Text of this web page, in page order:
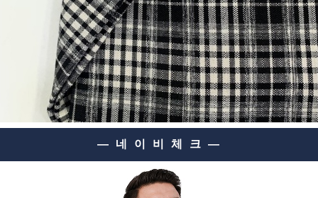
— 네 이 비 체 크 —